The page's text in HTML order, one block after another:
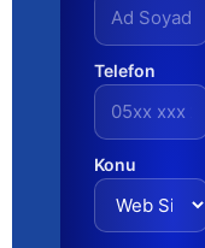
Telefon
Konu